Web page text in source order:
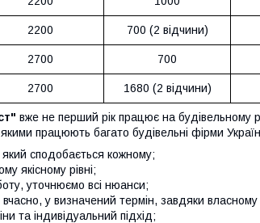
2200 700 (2 відчини)
2700 700
2700 1680 (2 відчини)
вже не перший рік працює на будівельному
працюють багато будівельні фірми
сподобається кожному;
якісному рівні;
уточнюємо всі нюанси;
у визначений термін, завдяки власному
та індивідуальний підхід;